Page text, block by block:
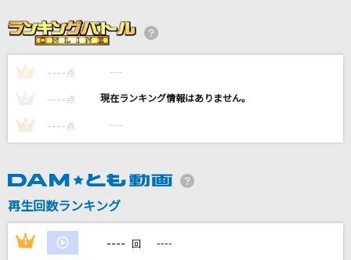
DREAMS COME TRUE
わたがし
シネマ
まちぶせ
石川ひとみ
探せ ダイヤモンドリリー
1 ---- 点 ----
---- 点 ----
3 ---- 点 ----
再生回数ランキング
1 ---- 回 ----